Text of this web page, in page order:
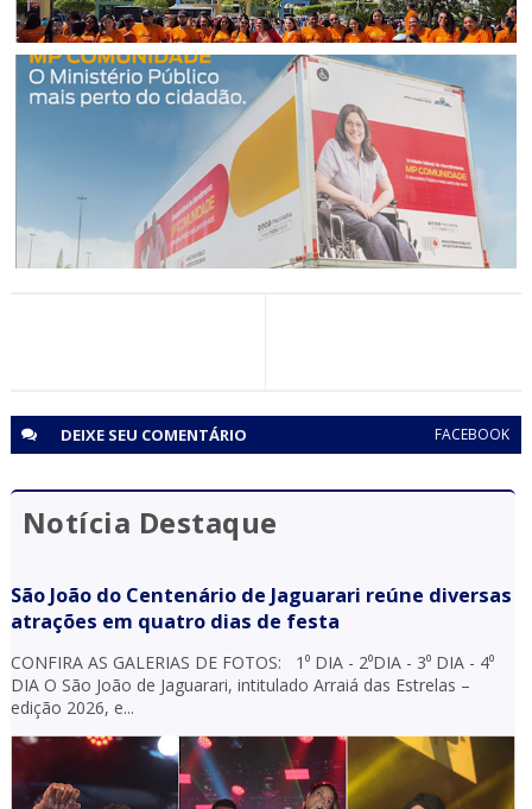
CIDADANIA
Jaguarari mobilizou população para Caminhada Faça
Bonito em defesa de crianças e adolescentes
DEIXE SEU COMENTÁRIO FACEBOOK
Notícia Destaque
São João do Centenário de Jaguarari reúne diversas
atrações em quatro dias de festa
CONFIRA AS GALERIAS DE FOTOS: 1⁰ DIA - 2⁰DIA - 3⁰ DIA - 4⁰
DIA O São João de Jaguarari, intitulado Arraiá das Estrelas –
edição 2026, e...